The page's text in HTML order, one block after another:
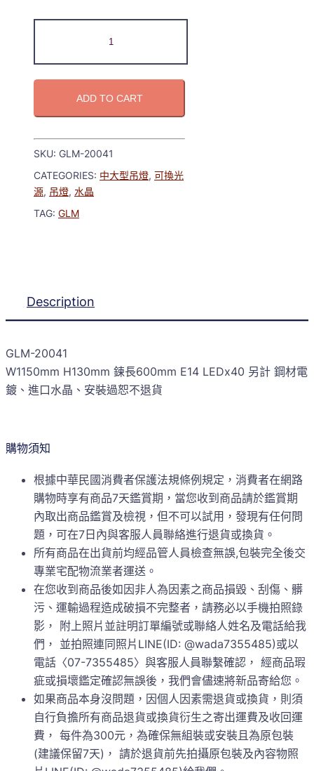
ADD TO CART
SKU: GLM-20041
CATEGORIES: 中大型吊燈, 可換光
源, 吊燈, 水晶
TAG: GLM
Description
GLM-20041
W1150mm H130mm 鍊長600mm E14 LEDx40 另計 鋼材電
鍍、進口水晶、安裝過恕不退貨
購物須知
根據中華民國消費者保護法規條例規定，消費者在網路
購物時享有商品7天鑑賞期，當您收到商品請於鑑賞期
內取出商品鑑賞及檢視，但不可以試用，發現有任何問
題，可在7日內與客服人員聯絡進行退貨或換貨。
所有商品在出貨前均經品管人員檢查無誤,包裝完全後交
專業宅配物流業者運送。
在您收到商品後如因非人為因素之商品損毀、刮傷、髒
污、運輸過程造成破損不完整者，請務必以手機拍照錄
影， 附上照片並註明訂單編號或聯絡人姓名及電話給我
們， 並拍照連同照片LINE(ID: @wada7355485)或以
電話〈07-7355485〉與客服人員聯繫確認， 經商品瑕
疵或損壞鑑定確認無誤後，我們會儘速將新品寄給您。
如果商品本身沒問題，因個人因素需退貨或換貨，則須
自行負擔所有商品退貨或換貨衍生之寄出運費及收回運
費， 每件為300元，為確保無組裝或安裝且為原包裝
(建議保留7天)， 請於退貨前先拍攝原包裝及內容物照